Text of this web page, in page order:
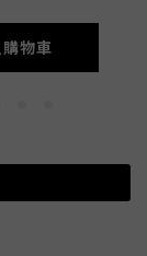
物車